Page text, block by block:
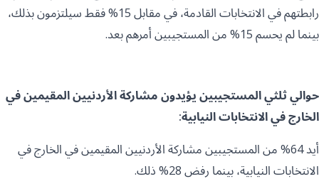
رابطتهم في الانتخابات القادمة، في مقابل 15% فقط سيلتزمون بذلك،
بينما لم يحسم 15% من المستجيبين أمرهم بعد.
حوالي ثلثي المستجيبين يؤيدون مشاركة الأردنيين المقيمين في
الخارج في الانتخابات النيابية:
أيد 64% من المستجيبين مشاركة الأردنيين المقيمين في الخارج في
الانتخابات النيابية، بينما رفض 28% ذلك.